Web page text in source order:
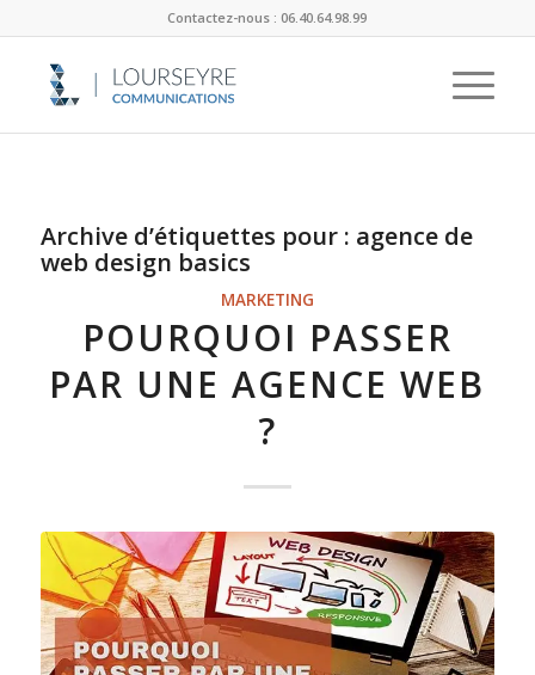
Contactez-nous : 06.40.64.98.99
Archive d’étiquettes pour : agence de
web design basics
MARKETING
POURQUOI PASSER
PAR UNE AGENCE WEB
?